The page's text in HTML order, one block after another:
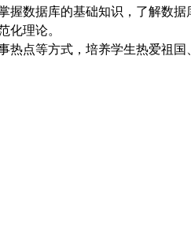
握数据库的基础知识，了解数据
化理论。
热点等方式，培养学生热爱祖国